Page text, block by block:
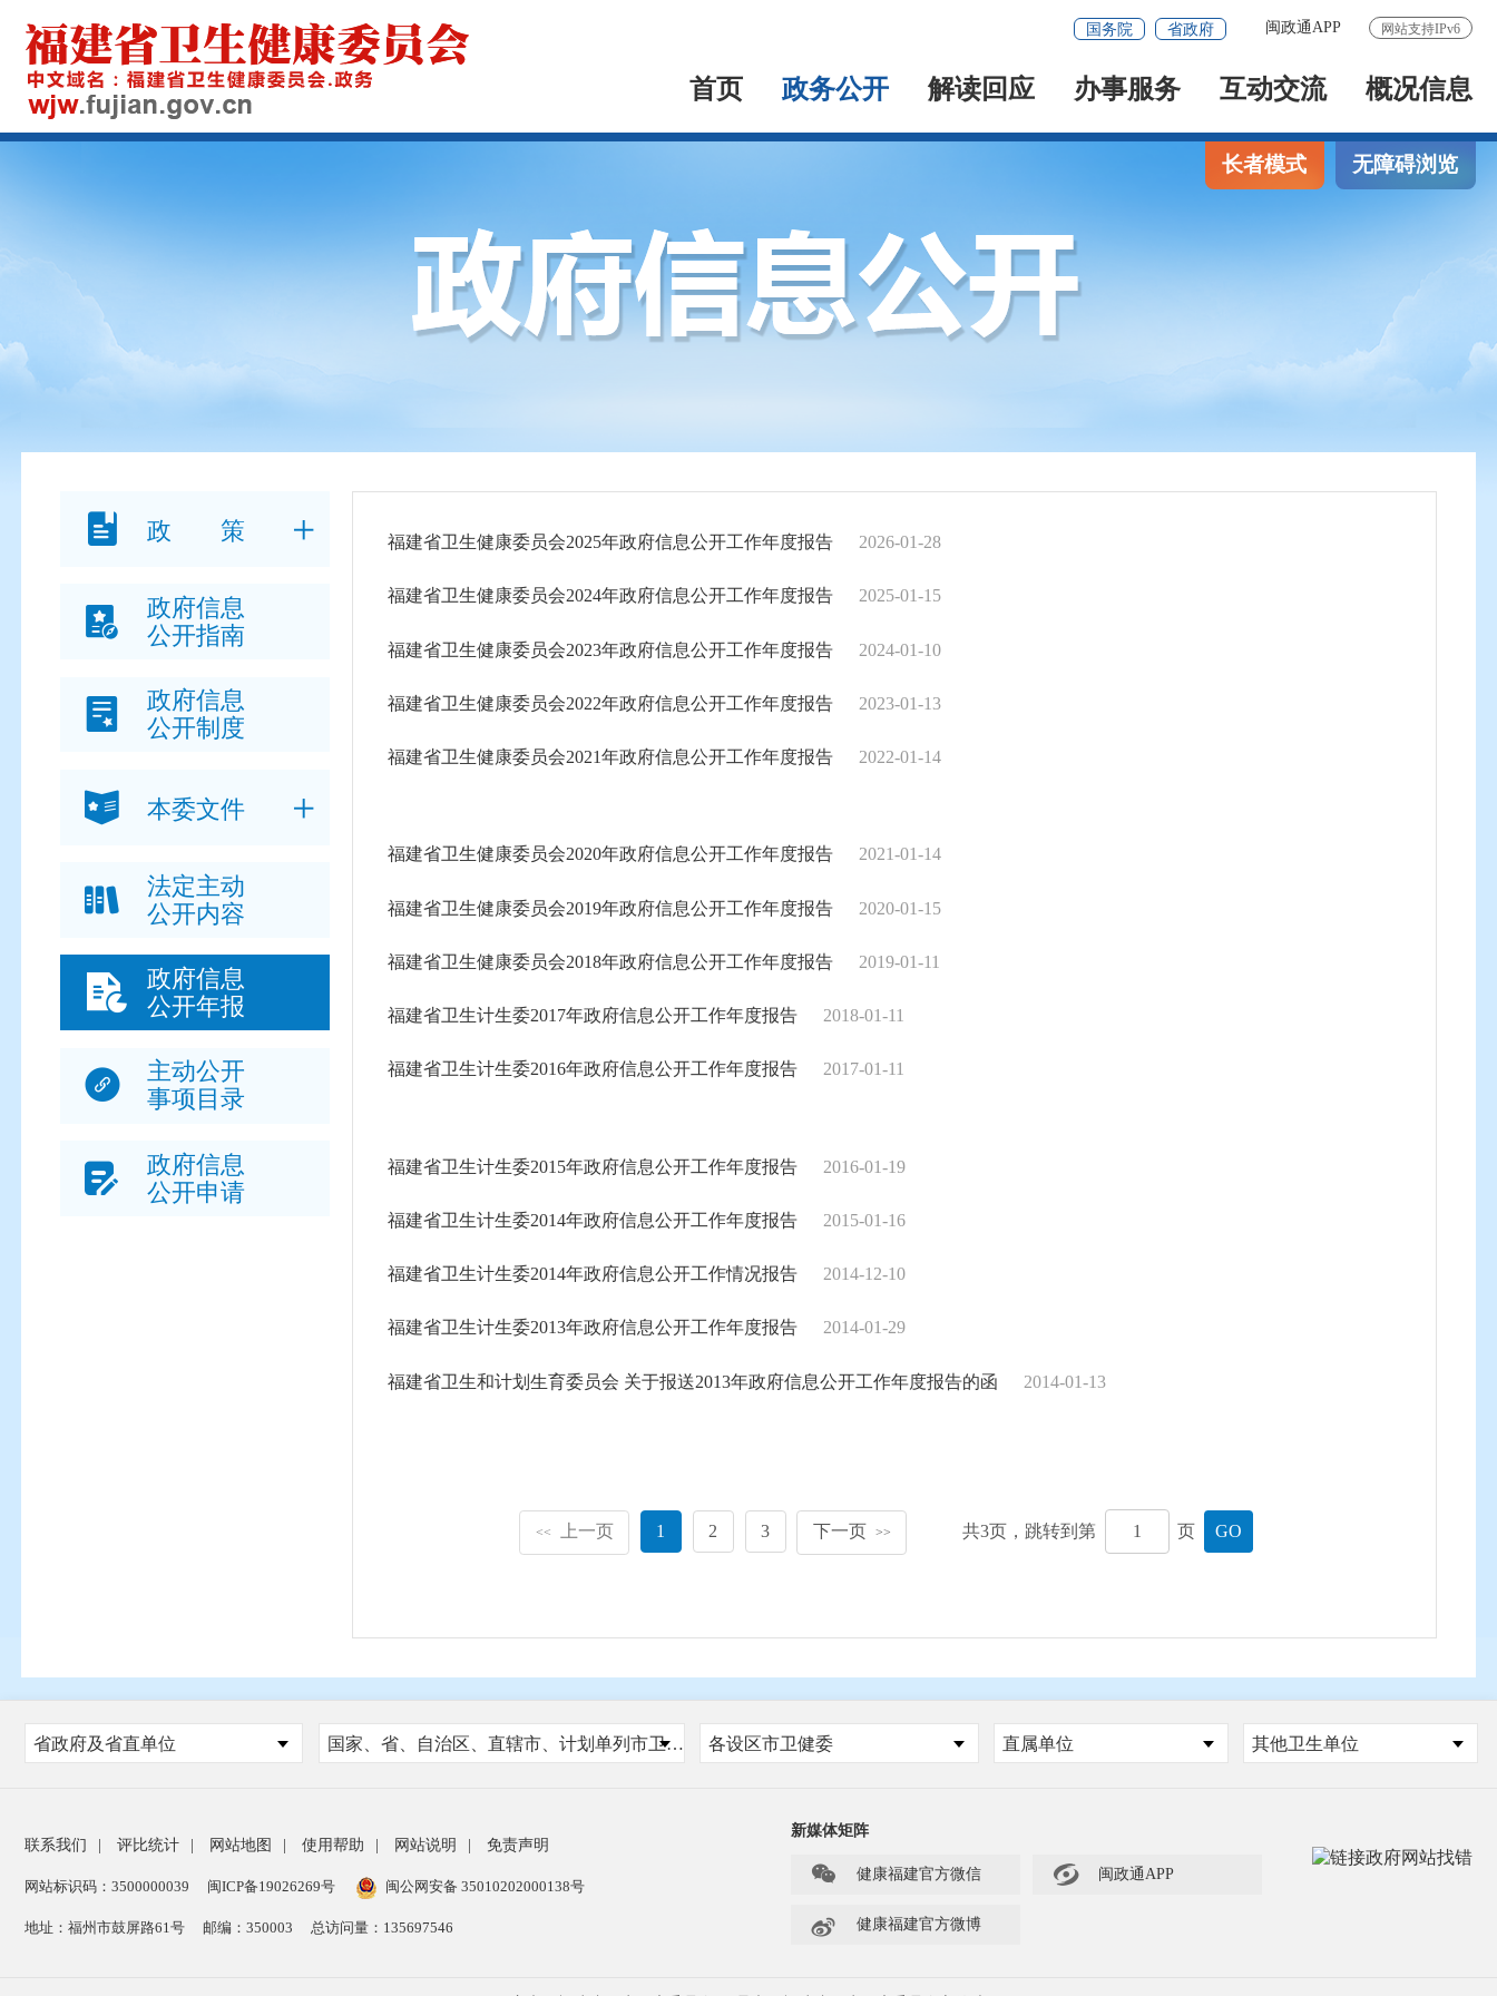
网站支持IPv6
闽政通APP
国务院 省政府
首页 政务公开 解读回应 办事服务 互动交流 概况信息
长者模式 无障碍浏览
政 策
政府信息
公开指南
政府信息
公开制度
本委文件
法定主动
公开内容
政府信息
公开年报
主动公开
事项目录
政府信息
公开申请
福建省卫生健康委员会2025年政府信息公开工作年度报告 2026-01-28
福建省卫生健康委员会2024年政府信息公开工作年度报告 2025-01-15
福建省卫生健康委员会2023年政府信息公开工作年度报告 2024-01-10
福建省卫生健康委员会2022年政府信息公开工作年度报告 2023-01-13
福建省卫生健康委员会2021年政府信息公开工作年度报告 2022-01-14
福建省卫生健康委员会2020年政府信息公开工作年度报告 2021-01-14
福建省卫生健康委员会2019年政府信息公开工作年度报告 2020-01-15
福建省卫生健康委员会2018年政府信息公开工作年度报告 2019-01-11
福建省卫生计生委2017年政府信息公开工作年度报告 2018-01-11
福建省卫生计生委2016年政府信息公开工作年度报告 2017-01-11
福建省卫生计生委2015年政府信息公开工作年度报告 2016-01-19
福建省卫生计生委2014年政府信息公开工作年度报告 2015-01-16
福建省卫生计生委2014年政府信息公开工作情况报告 2014-12-10
福建省卫生计生委2013年政府信息公开工作年度报告 2014-01-29
福建省卫生和计划生育委员会 关于报送2013年政府信息公开工作年度报告的函 2014-01-13
<< 上一页 1 2 3 下一页 >> 共3页，跳转到第 页 GO
省政府及省直单位 国家、省、自治区、直辖市、计划单列市卫健委 各设区市卫健委 直属单位 其他卫生单位
联系我们 | 评比统计 | 网站地图 | 使用帮助 | 网站说明 | 免责声明
网站标识码：3500000039 闽ICP备19026269号 闽公网安备 35010202000138号
地址：福州市鼓屏路61号 邮编：350003 总访问量： 135697546
新媒体矩阵
 健康福建官方微信  闽政通APP
 健康福建官方微博